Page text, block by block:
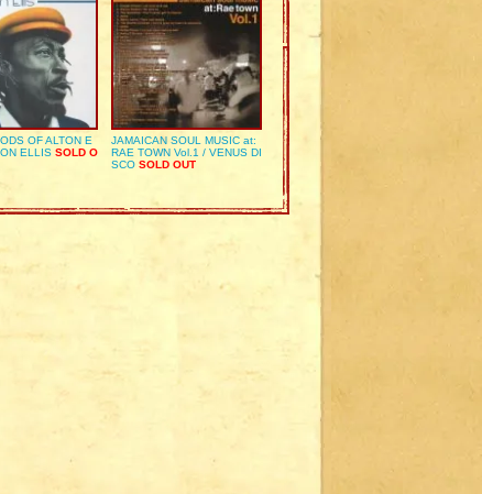
OF ALTON E
ELLIS SOLD O
JAMAICAN SOUL MUSIC at:
RAE TOWN Vol.1 / VENUS DI
SCO SOLD OUT